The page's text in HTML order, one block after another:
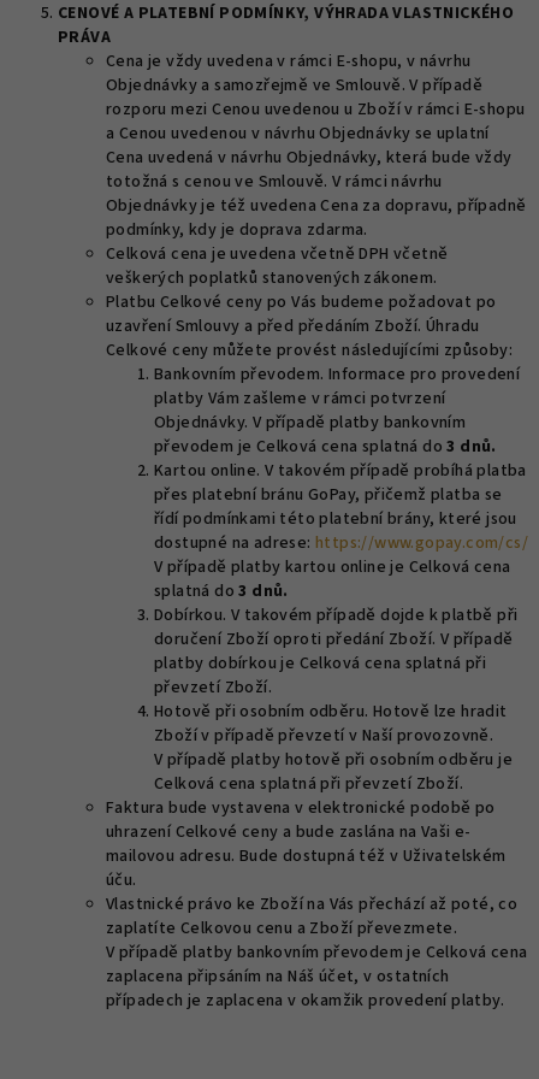
CENOVÉ A PLATEBNÍ PODMÍNKY, VÝHRADA VLASTNICKÉHO
PRÁVA
Cena je vždy uvedena v rámci E-shopu, v návrhu
Objednávky a samozřejmě ve Smlouvě. V případě
rozporu mezi Cenou uvedenou u Zboží v rámci E-shopu
a Cenou uvedenou v návrhu Objednávky se uplatní
Cena uvedená v návrhu Objednávky, která bude vždy
totožná s cenou ve Smlouvě. V rámci návrhu
Objednávky je též uvedena Cena za dopravu, případně
podmínky, kdy je doprava zdarma.
Celková cena je uvedena včetně DPH včetně
veškerých poplatků stanovených zákonem.
Platbu Celkové ceny po Vás budeme požadovat po
uzavření Smlouvy a před předáním Zboží. Úhradu
Celkové ceny můžete provést následujícími způsoby:
Bankovním převodem. Informace pro provedení
platby Vám zašleme v rámci potvrzení
Objednávky. V případě platby bankovním
převodem je Celková cena splatná do3 dnů.
Kartou online. V takovém případě probíhá platba
přes platební bránu GoPay, přičemž platba se
řídí podmínkami této platební brány, které jsou
dostupné na adrese:https://www.gopay.com/cs/
V případě platby kartou online je Celková cena
splatná do3 dnů.
Dobírkou. V takovém případě dojde k platbě při
doručení Zboží oproti předání Zboží. V případě
platby dobírkou je Celková cena splatná při
převzetí Zboží.
Hotově při osobním odběru. Hotově lze hradit
Zboží v případě převzetí v Naší provozovně.
V případě platby hotově při osobním odběru je
Celková cena splatná při převzetí Zboží.
Faktura bude vystavena v elektronické podobě po
uhrazení Celkové ceny a bude zaslána na Vaši e-
mailovou adresu. Bude dostupná též v Uživatelském
úču.
Vlastnické právo ke Zboží na Vás přechází až poté, co
zaplatíte Celkovou cenu a Zboží převezmete.
V případě platby bankovním převodem je Celková cena
zaplacena připsáním na Náš účet, v ostatních
případech je zaplacena v okamžik provedení platby.